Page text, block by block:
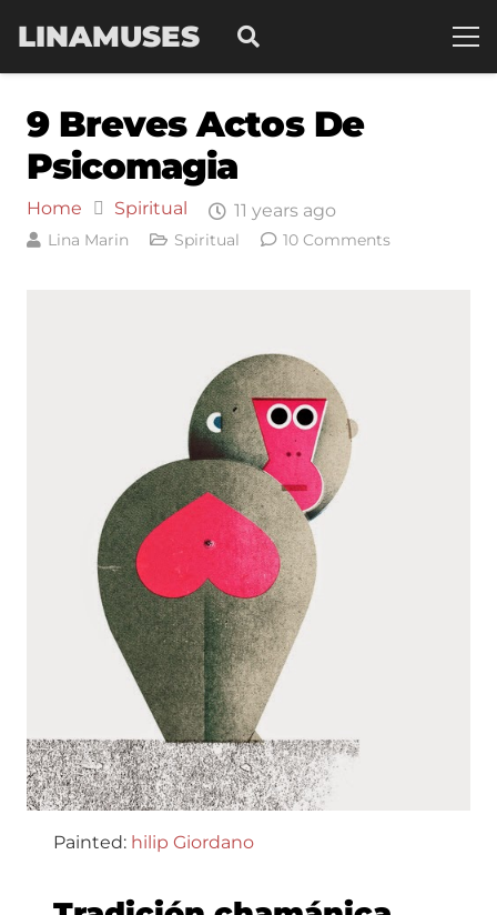
LINAMUSES
9 Breves Actos De
Psicomagia
Home Spiritual 11 years ago
Lina Marin Spiritual 10 Comments
Painted: hilip Giordano